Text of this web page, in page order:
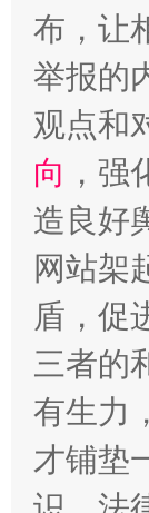
布，让
举报的
观点和
向 ，
造良好
网站架
盾，促
三者的
有生力
才铺垫